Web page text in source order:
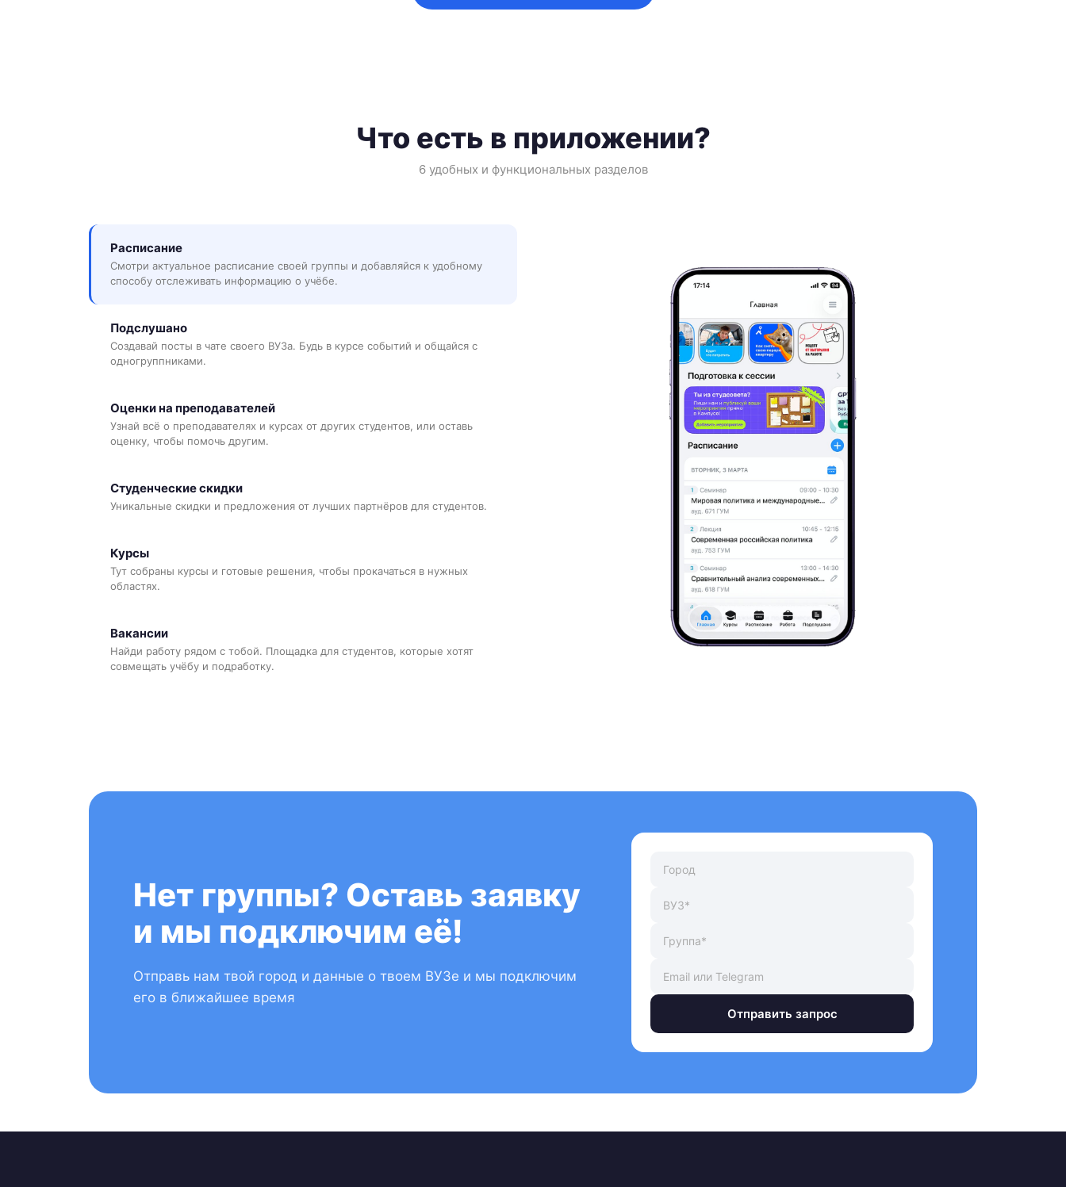
Что есть в приложении?
6 удобных и функциональных разделов
Расписание
Смотри актуальное расписание своей группы и добавляйся к удобному
способу отслеживать информацию о учёбе.
Подслушано
Создавай посты в чате своего ВУЗа. Будь в курсе событий и общайся с
одногруппниками.
Оценки на преподавателей
Узнай всё о преподавателях и курсах от других студентов, или оставь
оценку, чтобы помочь другим.
Студенческие скидки
Уникальные скидки и предложения от лучших партнёров для студентов.
Курсы
Тут собраны курсы и готовые решения, чтобы прокачаться в нужных
областях.
Вакансии
Найди работу рядом с тобой. Площадка для студентов, которые хотят
совмещать учёбу и подработку.
Нет группы? Оставь заявку
и мы подключим её!
Отправь нам твой город и данные о твоем ВУЗе и мы подключим
его в ближайшее время
Отправить запрос